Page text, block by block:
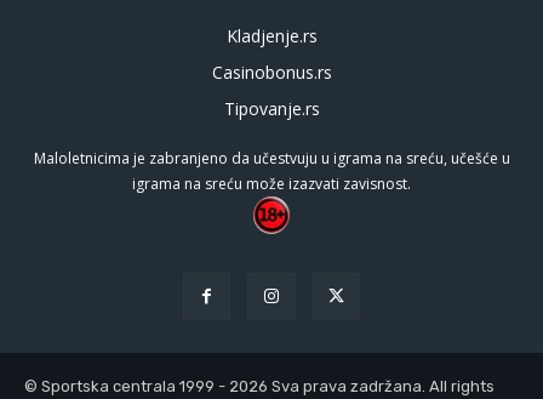
Kladjenje.rs
Casinobonus.rs
Tipovanje.rs
Maloletnicima je zabranjeno da učestvuju u igrama na sreću, učešće u
igrama na sreću može izazvati zavisnost.
© Sportska centrala 1999 - 2026 Sva prava zadržana. All rights